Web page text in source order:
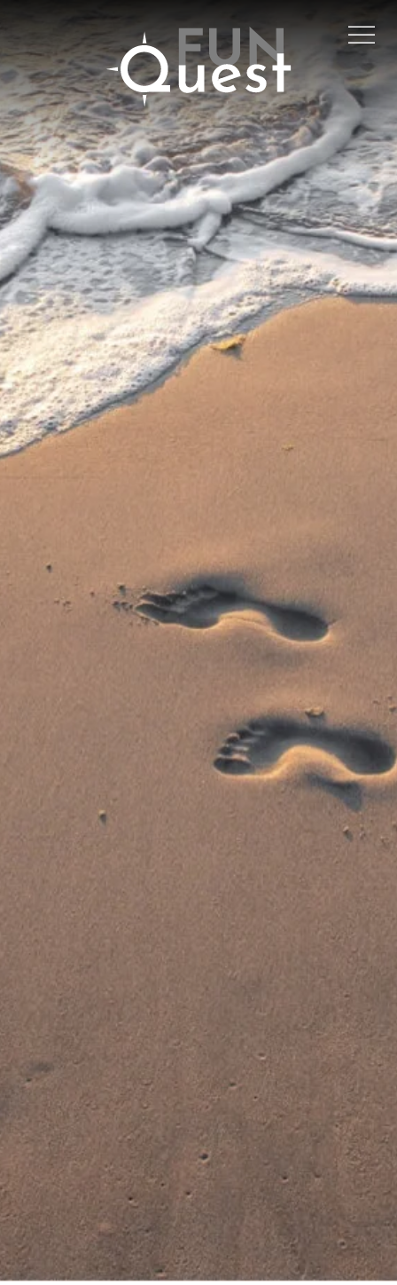
Skip to main content